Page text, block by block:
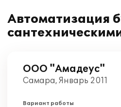
Автоматизация
ООО "Амадеус"
Самара, Январь 2011
Вариант работы